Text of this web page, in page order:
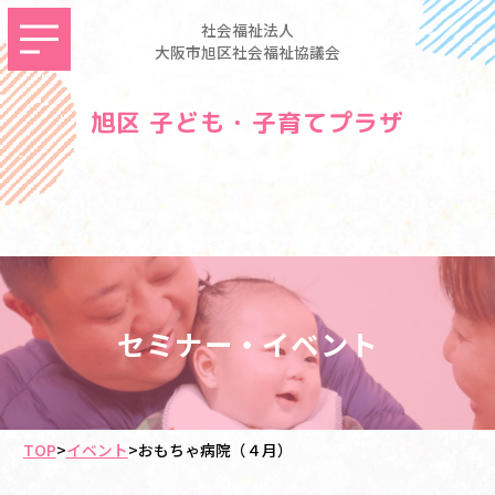
社会福祉法人
大阪市旭区社会福祉協議会
旭区 子ども・子育てプラザ
セミナー・イベント
TOP>イベント>おもちゃ病院（４月）